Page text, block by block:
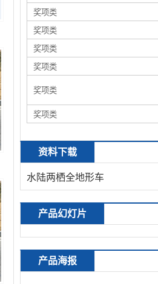
奖项类
奖项类
奖项类
奖项类
奖项类
奖项类
资料下载
水陆两栖全地形车
产品幻灯片
产品海报